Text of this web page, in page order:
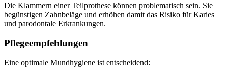
Die Klammern einer Teilprothese können problematisch sein. Sie
begünstigen Zahnbeläge und erhöhen damit das Risiko für Karies
und parodontale Erkrankungen.
Pflegeempfehlungen
Eine optimale Mundhygiene ist entscheidend: